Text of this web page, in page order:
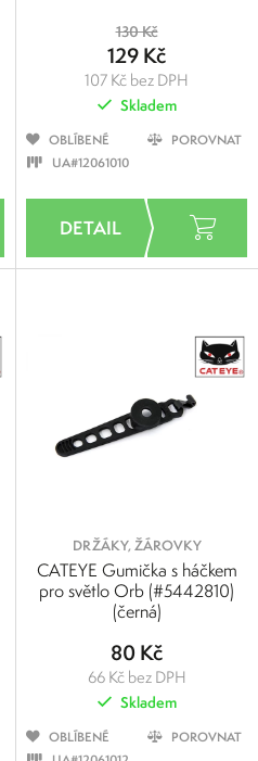
130 Kč
129 Kč
107 Kč bez DPH
Skladem
OBLÍBENÉ
POROVNAT
UA#12061010
DRŽÁKY, ŽÁROVKY
CATEYE Gumička s háčkem
pro světlo Orb (#5442810)
(černá)
80 Kč
66 Kč bez DPH
Skladem
OBLÍBENÉ
POROVNAT